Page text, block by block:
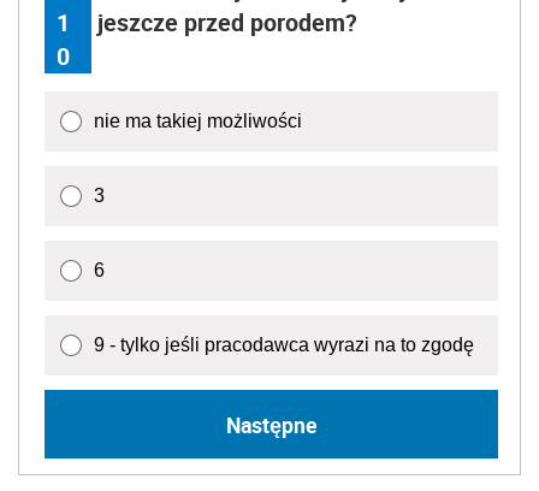
1
0
jeszcze przed porodem?
nie ma takiej możliwości
3
6
9 - tylko jeśli pracodawca wyrazi na to zgodę
Następne